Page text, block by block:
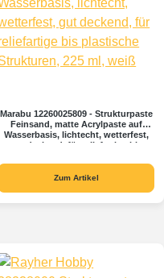
Marabu 12260025809 - Strukturpaste
Feinsand, matte Acrylpaste auf
Wasserbasis, lichtecht, wetterfest,
gut deckend, für reliefartige bis
Zum Artikel